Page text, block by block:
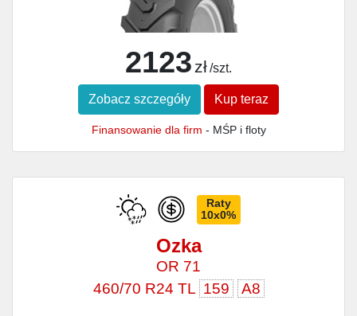
2123 zł/szt.
Zobacz szczegóły Kup teraz
Finansowanie dla firm - MŚP i floty
Raty
10x0%
Ozka
OR 71
460/70 R24 TL 159 A8